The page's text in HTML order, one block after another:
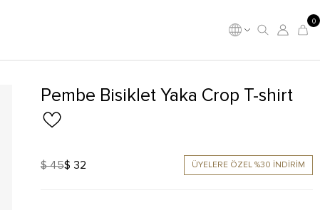
0
Pembe Bisiklet Yaka Crop T-shirt
$ 45$ 32 ÜYELERE ÖZEL %30 İNDİRİM